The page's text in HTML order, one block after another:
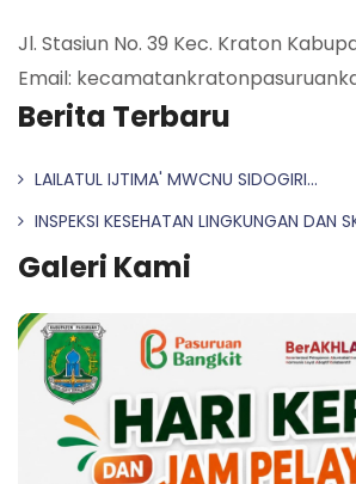
Jl. Stasiun No. 39 Kec. Kraton
Email:
Berita Terbaru
LAILATUL IJTIMA' MWCNU SIDOGIRI...
INSPEKSI KESEHATAN LINGKUNGAN DAN
Galeri Kami